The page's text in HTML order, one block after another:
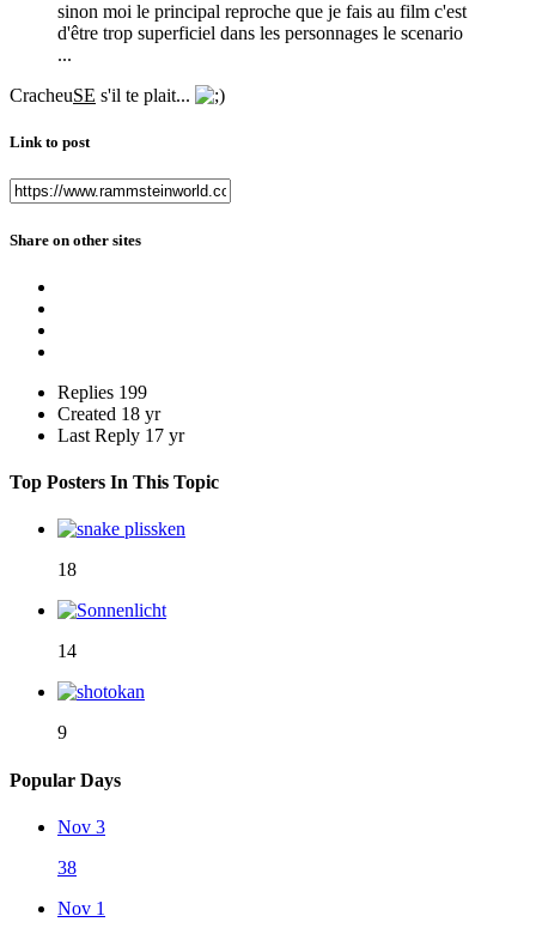
sinon moi le principal reproche que je fais au film c'est
d'être trop superficiel dans les personnages le scenario
...
CracheuSE s'il te plait...
Link to post
Share on other sites
Replies 199
Created 18 yr
Last Reply 17 yr
Top Posters In This Topic
18
14
9
Popular Days
Nov 3
38
Nov 1